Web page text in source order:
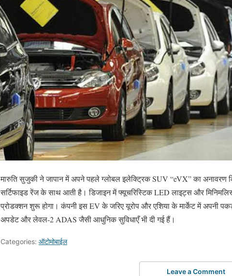
मारुति सुजुकी ने जापान में अपने पहले ग्लोबल इलेक्ट्रिक SUV “eVX” का अनावरण
सर्टिफाइड रेंज के साथ आती है। डिजाइन में फ्यूचरिस्टिक LED लाइट्स और
प्रोडक्शन शुरू होगा। कंपनी इस EV के जरिए यूरोप और एशिया के मार्केट में अपनी
अपडेट और लेवल-2 ADAS जैसी आधुनिक सुविधाएँ भी दी गई हैं।
Categories: ऑटोमोबाईल
Leave a Comment